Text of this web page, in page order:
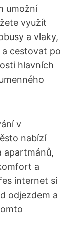
umožní
využít
a vlaky,
a cestovat po
hlavních
v
nabízí
⁣a
internet si
odjezdem a